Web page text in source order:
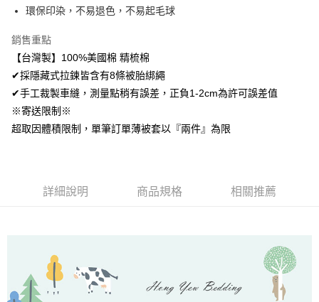
Google Pay
AFTEE先享後付
相關說明
AFTEE先享後付是「在收到商品之後才付款」的支付方式。 讓您購物簡單
便利好安心！
１．簡單：不需註冊會員、不需綁卡、不需儲值。
２．便利：只要手機號碼，簡訊認證，即可結帳。
３．安心：先確認商品／服務後，再付款。
２．訂單成立數日內，您將收到繳費通知簡訊。
購買商品的店家。未經商家同意取消之訂單仍視為有效，需透過AFTEE先享
後付繳納相關費用。
※ 交易是否成功請以「AFTEE先享後付 」之結帳頁面顯示為準，若有關於
是否繳費成功／繳費後需取消欲退款等相關疑問，請聯繫「AFTEE先享後付
客戶支援中心」
https://netprotections.freshdesk.com/support/home
ATM付款
運送方式
全家取貨付款
付款後7-11取貨
每筆NT$60，滿NT$499(含以上)免運費
環保印染，不易退色，不易起毛球
銷售重點
【台灣製】100%美國棉 精梳棉
✔採隱藏式拉鍊皆含有8條被胎綁繩
✔手工裁製車縫，測量點稍有誤差，正負1-2cm為許可誤差值
※寄送限制※
超取因體積限制，單筆訂單薄被套以『兩件』為限
詳細說明 商品規格 相關推薦